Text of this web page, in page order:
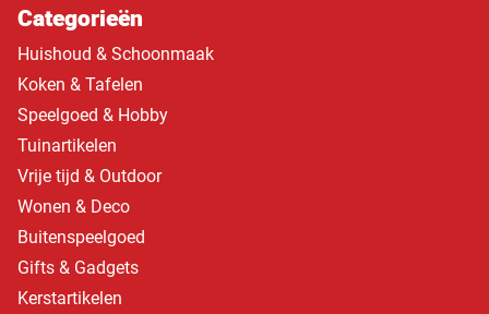
Categorieën
Huishoud & Schoonmaak
Koken & Tafelen
Speelgoed & Hobby
Tuinartikelen
Vrije tijd & Outdoor
Wonen & Deco
Buitenspeelgoed
Gifts & Gadgets
Kerstartikelen